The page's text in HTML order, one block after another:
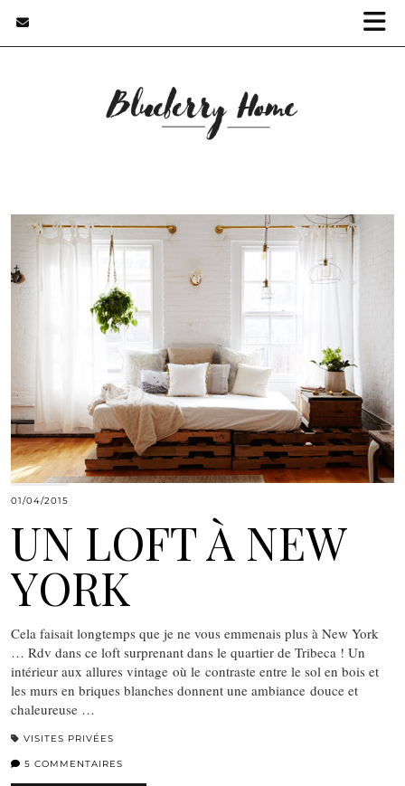
01/04/2015
UN LOFT À NEW
YORK
Cela faisait longtemps que je ne vous emmenais plus à New York
… Rdv dans ce loft surprenant dans le quartier de Tribeca ! Un
intérieur aux allures vintage où le contraste entre le sol en bois et
les murs en briques blanches donnent une ambiance douce et
chaleureuse …
VISITES PRIVÉES
5 COMMENTAIRES